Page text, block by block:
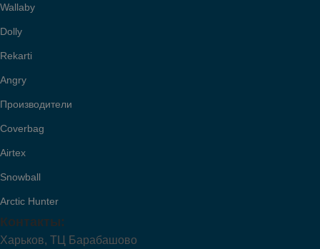
Wallaby
Dolly
Rekarti
Angry
Производители
Coverbag
Airtex
Snowball
Arctic Hunter
Контакты:
Харьков, ТЦ Барабашово